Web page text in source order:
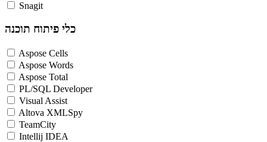
Snagit
כלי פיתוח תוכנה
Aspose Cells
Aspose Words
Aspose Total
PL/SQL Developer
Visual Assist
Altova XMLSpy
TeamCity
Intellij IDEA